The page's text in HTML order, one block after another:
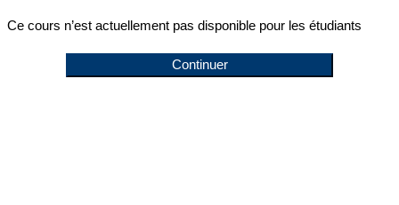
Ce cours n’est actuellement pas disponible pour les étudiants
Continuer